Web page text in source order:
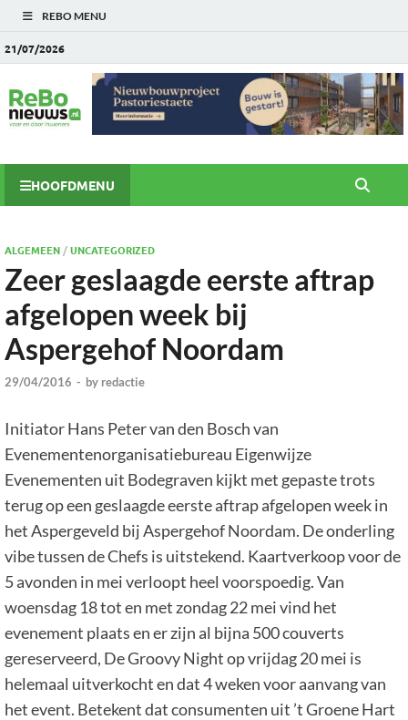
REBO MENU
21/07/2026
HOOFDMENU
ALGEMEEN/UNCATEGORIZED
Zeer geslaagde eerste aftrap
afgelopen week bij
Aspergehof Noordam
29/04/2016 - by redactie
Initiator Hans Peter van den Bosch van
Evenementenorganisatiebureau Eigenwijze
Evenementen uit Bodegraven kijkt met gepaste trots
terug op een geslaagde eerste aftrap afgelopen week in
het Aspergeveld bij Aspergehof Noordam. De onderling
vibe tussen de Chefs is uitstekend. Kaartverkoop voor de
5 avonden in mei verloopt heel voorspoedig. Van
woensdag 18 tot en met zondag 22 mei vind het
evenement plaats en er zijn al bijna 500 couverts
gereserveerd, De Groovy Night op vrijdag 20 mei is
helemaal uitverkocht en dat 4 weken voor aanvang van
het event. Betekent dat consumenten uit ’t Groene Hart